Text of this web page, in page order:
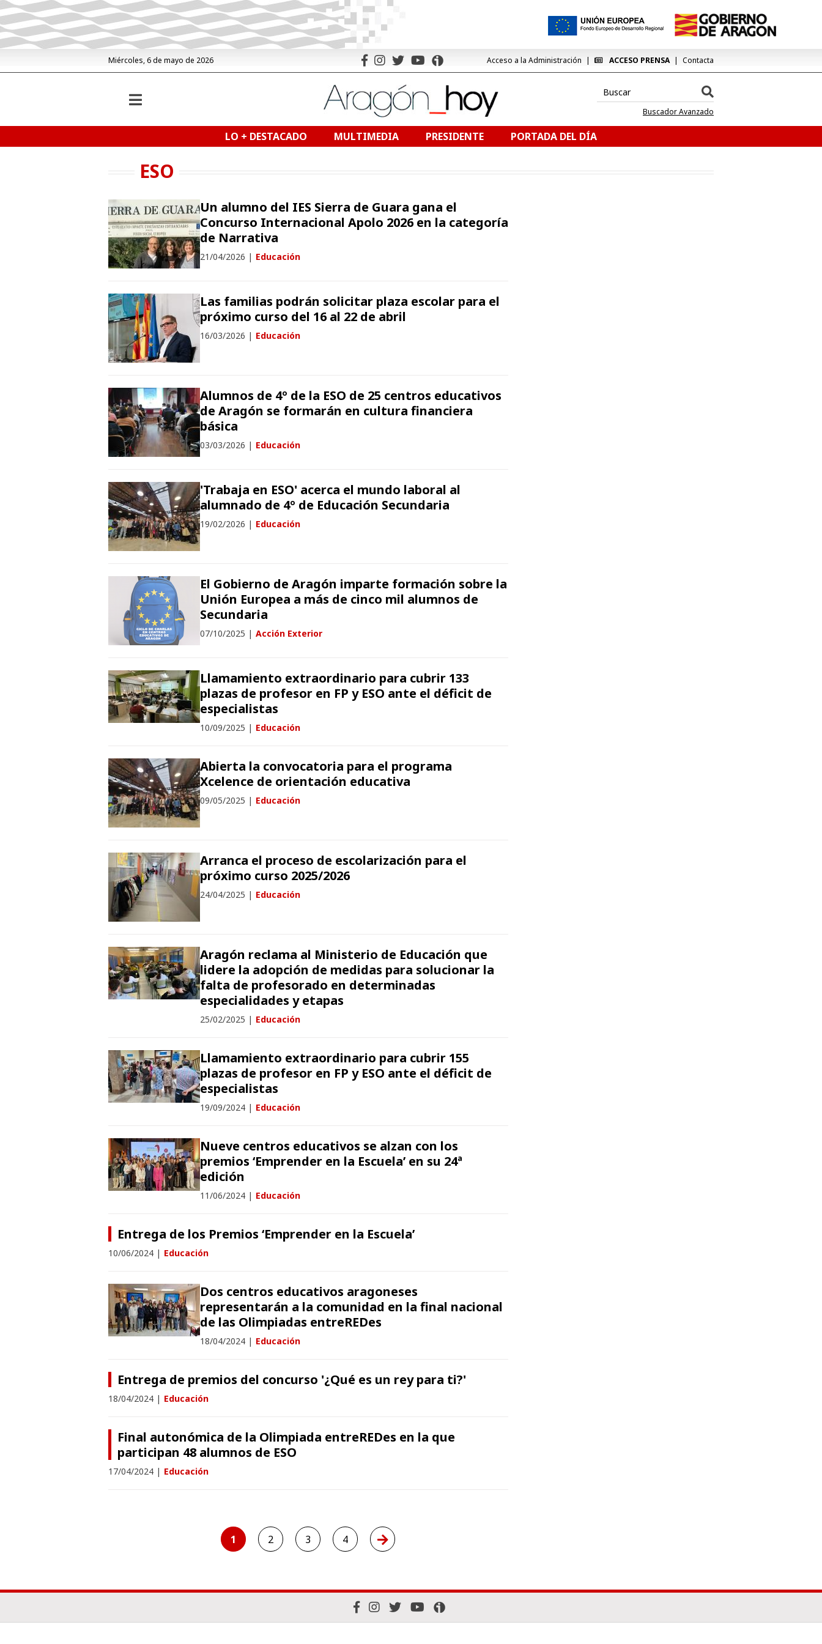
Miércoles, 6 de mayo de 2026 Acceso a la Administración ACCESO PRENSA Contacta
Buscador Avanzado
LO + DESTACADO MULTIMEDIA PRESIDENTE PORTADA DEL DÍA
ESO
Un alumno del IES Sierra de Guara gana el
Concurso Internacional Apolo 2026 en la categoría
de Narrativa
21/04/2026 | Educación
Las familias podrán solicitar plaza escolar para el
próximo curso del 16 al 22 de abril
16/03/2026 | Educación
Alumnos de 4º de la ESO de 25 centros educativos
de Aragón se formarán en cultura financiera
básica
03/03/2026 | Educación
'Trabaja en ESO' acerca el mundo laboral al
alumnado de 4º de Educación Secundaria
19/02/2026 | Educación
El Gobierno de Aragón imparte formación sobre la
Unión Europea a más de cinco mil alumnos de
Secundaria
07/10/2025 | Acción Exterior
Llamamiento extraordinario para cubrir 133
plazas de profesor en FP y ESO ante el déficit de
especialistas
10/09/2025 | Educación
Abierta la convocatoria para el programa
Xcelence de orientación educativa
09/05/2025 | Educación
Arranca el proceso de escolarización para el
próximo curso 2025/2026
24/04/2025 | Educación
Aragón reclama al Ministerio de Educación que
lidere la adopción de medidas para solucionar la
falta de profesorado en determinadas
especialidades y etapas
25/02/2025 | Educación
Llamamiento extraordinario para cubrir 155
plazas de profesor en FP y ESO ante el déficit de
especialistas
19/09/2024 | Educación
Nueve centros educativos se alzan con los
premios ‘Emprender en la Escuela’ en su 24ª
edición
11/06/2024 | Educación
Entrega de los Premios ‘Emprender en la Escuela’
10/06/2024 | Educación
Dos centros educativos aragoneses
representarán a la comunidad en la final nacional
de las Olimpiadas entreREDes
18/04/2024 | Educación
Entrega de premios del concurso '¿Qué es un rey para ti?'
18/04/2024 | Educación
Final autonómica de la Olimpiada entreREDes en la que
participan 48 alumnos de ESO
17/04/2024 | Educación
1 2 3 4